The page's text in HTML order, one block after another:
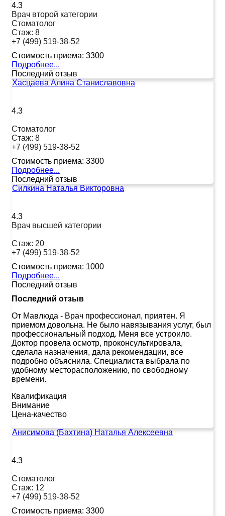
4.3
Врач второй категории
Стоматолог
Стаж: 8
+7 (499) 519-38-52
Стоимость приема: 3300
Подробнее...
Последний отзыв
Хасцаева Алина Станиславовна
4.3
Стоматолог
Стаж: 8
+7 (499) 519-38-52
Стоимость приема: 3300
Подробнее...
Последний отзыв
Силкина Наталья Викторовна
4.3
Врач высшей категории
Стаж: 20
+7 (499) 519-38-52
Стоимость приема: 1000
Подробнее...
Последний отзыв
Последний отзыв
От Мавлюда - Врач профессионал, приятен. Я
приемом довольна. Не было навязывания услуг, был
профессиональный подход. Меня все устроило.
Доктор провела осмотр, проконсультировала,
сделала назначения, дала рекомендации, все
подробно объяснила. Специалиста выбрала по
удобному месторасположению, по свободному
времени.
Квалификация
Внимание
Цена-качество
Анисимова (Бахтина) Наталья Алексеевна
4.3
Стоматолог
Стаж: 12
+7 (499) 519-38-52
Стоимость приема: 3300